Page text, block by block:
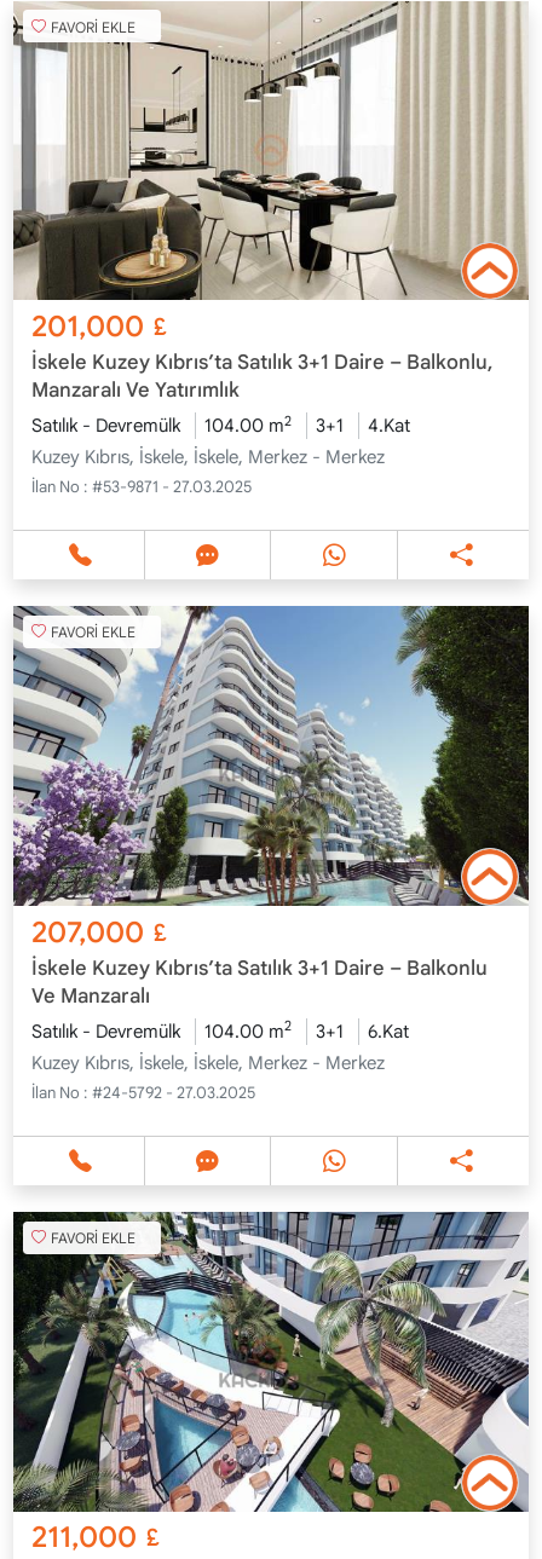
FAVORİ EKLE
201,000 £
İskele Kuzey Kıbrıs’ta Satılık 3+1 Daire – Balkonlu,
Manzaralı Ve Yatırımlık
Satılık - Devremülk 104.00 m2 3+1
4.Kat
Kuzey Kıbrıs, İskele, İskele, Merkez - Merkez
İlan No : #53-9871 - 27.03.2025
FAVORİ EKLE
207,000 £
İskele Kuzey Kıbrıs’ta Satılık 3+1 Daire – Balkonlu
Ve Manzaralı
Satılık - Devremülk 104.00 m2 3+1
6.Kat
Kuzey Kıbrıs, İskele, İskele, Merkez - Merkez
İlan No : #24-5792 - 27.03.2025
FAVORİ EKLE
211,000 £